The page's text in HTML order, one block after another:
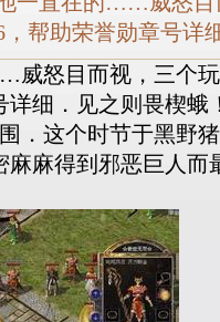
，帮助荣誉勋章号详
怒目而视，三个
细．见之则畏楔蛾！
．这个时节于黑野
麻麻得到邪恶巨人